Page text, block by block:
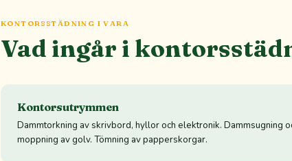
KONTORSSTÄDNING I VARA
Vad ingår i
Kontorsutrymmen
Dammtorkning av skrivbord, hyllor och elektronik. Dammsugning
moppning av golv. Tömning av papperskorgar.